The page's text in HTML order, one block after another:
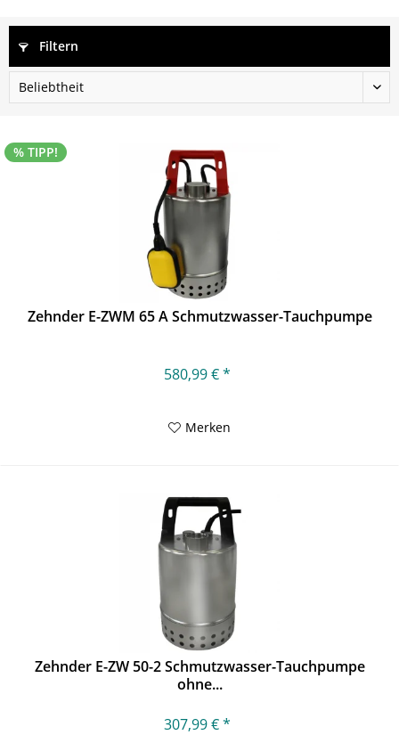
Filtern
% TIPP!
Zehnder E-ZWM 65 A Schmutzwasser-Tauchpumpe
580,99 € *
Merken
Zehnder E-ZW 50-2 Schmutzwasser-Tauchpumpe
ohne...
307,99 € *